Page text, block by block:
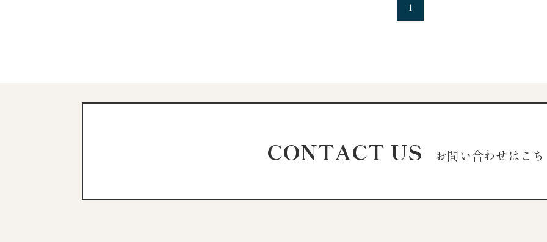
1
CONTACT US お問い合わせはこ